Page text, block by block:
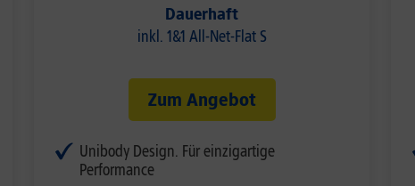
Dauerhaft
inkl. 1&1 All-Net-Flat S
Zum Angebot
Unibody Design. Für einzigartige
Performance